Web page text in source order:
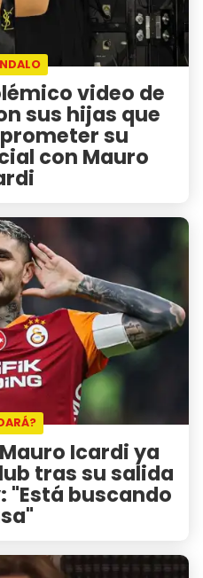
video de
sus hijas que
su
con Mauro
Icardi ya
tras su salida
"Está buscando